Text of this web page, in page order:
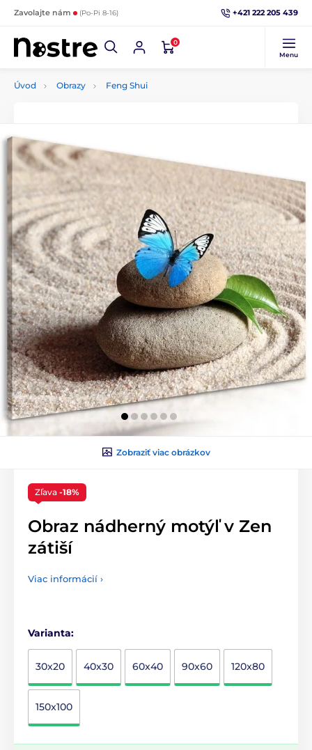
Zavolajte nám (Po-Pi 8-16) +421 222 205 439
0
Menu
Úvod Obrazy Feng Shui
Zobraziť viac obrázkov
Zľava -18%
Obraz nádherný motýľ v Zen
zátiší
Viac informácií ›
Varianta:
30x20 40x30 60x40 90x60 120x80
150x100